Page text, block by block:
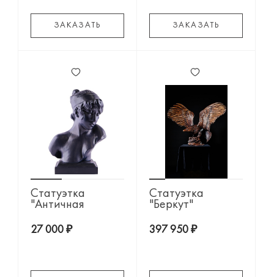
ЗАКАЗАТЬ ЗАКАЗАТЬ
Статуэтка
"Античная
ящиком"
27 000 ₽
Статуэтка
"Беркут"
397 950 ₽